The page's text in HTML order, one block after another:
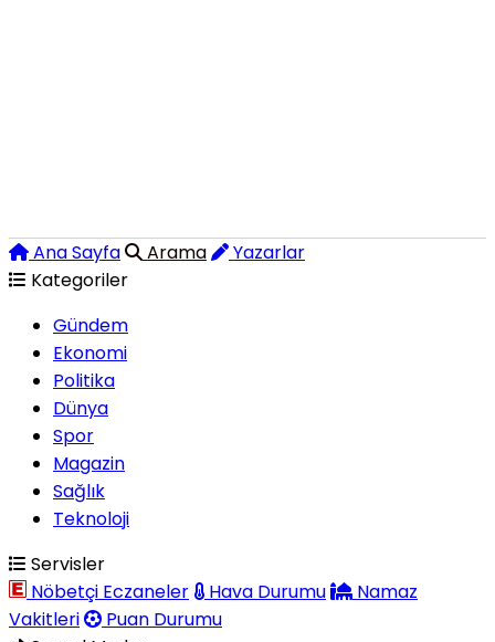
Ana Sayfa Arama
Yazarlar
Kategoriler
Gündem
Ekonomi
Politika
Dünya
Spor
Magazin
Sağlık
Teknoloji
Servisler
Nöbetçi Eczaneler
Hava Durumu
Namaz
Vakitleri
Puan Durumu